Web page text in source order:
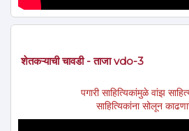
शेतकऱ्याची चावडी - ताजा vdo-3
पगारी साहित्यिकांमुळे वांझ
साहित्यिकांना सोलून